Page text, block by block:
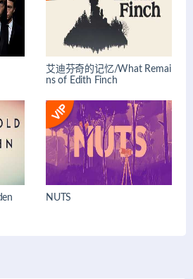
艾迪芬奇的记忆/What Remai
ns of Edith Finch
NUTS